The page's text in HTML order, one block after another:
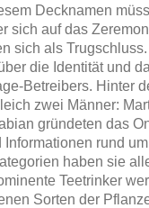
Decknamen
sich auf das
sich als
die Identität und
Betreibers. Hinter
zwei Männer:
gründeten das
rund
haben sie
Teetrinker
Sorten der